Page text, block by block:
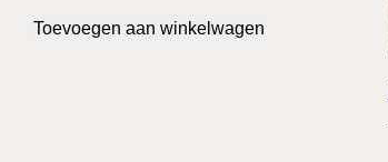
Toevoegen aan winkelwagen